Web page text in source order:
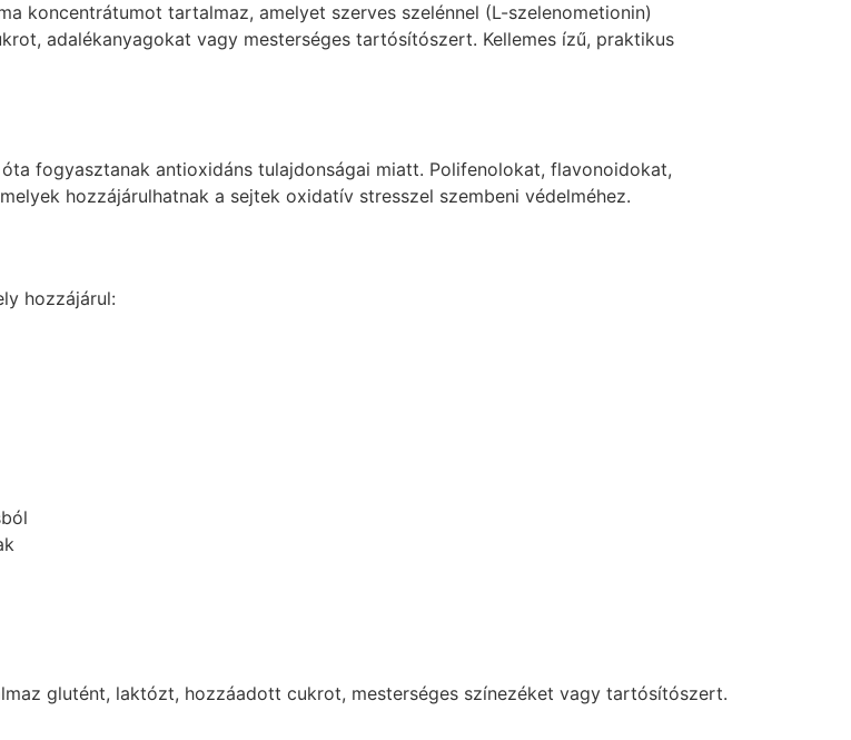
koncentrátumot tartalmaz, amelyet szerves szelénnel (L-szelenometionin)
adalékanyagokat vagy mesterséges tartósítószert. Kellemes ízű, praktikus
fogyasztanak antioxidáns tulajdonságai miatt. Polifenolokat, flavonoidokat,
hozzájárulhatnak a sejtek oxidatív stresszel szembeni védelméhez.
hozzájárul:
glutént, laktózt, hozzáadott cukrot, mesterséges színezéket vagy tartósítószert.